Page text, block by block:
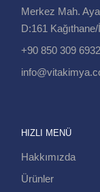
Merkez Mah.
D:161
+90 850 309 6932
HIZLI MENÜ
Hakkımızda
Ürünler